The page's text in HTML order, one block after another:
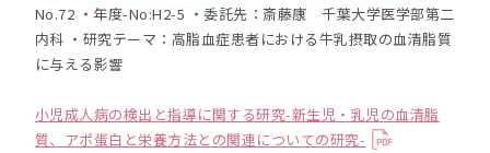
No.72 ・年度-No:H2-5 ・委託先：斎藤康 千葉大学医学部第二
内科 ・研究テーマ：高脂血症患者における牛乳摂取の血清脂質
に与える影響
小児成人病の検出と指導に関する研究-新生児・乳児の血清脂
質、アポ蛋白と栄養方法との関連についての研究-